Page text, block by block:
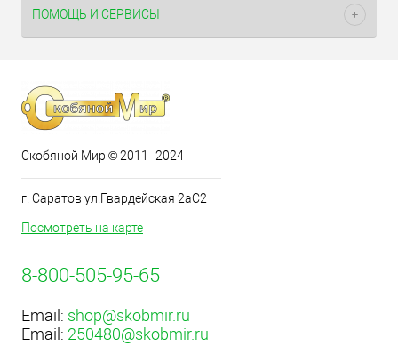
ПОМОЩЬ И СЕРВИСЫ
Скобяной Мир © 2011–2024
г. Саратов ул.Гвардейская 2аС2
Посмотреть на карте
8-800-505-95-65
Email: shop@skobmir.ru
Email: 250480@skobmir.ru